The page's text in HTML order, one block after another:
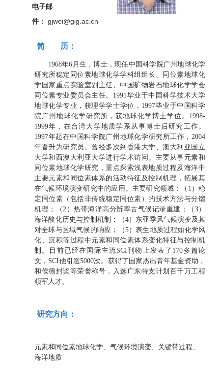
电子邮
件： gjwei@gig.ac.cn
简 历：
1968年6 月生，博士，现任中国科学院广州地球化学
研究所稳定同位素地球化学学科组组长、同位素地球化
学国家重点实验室副主任、中国矿物岩石地球化学学会
同位素专业委员会主任。 1991毕业于中国科学技术大学
地球化学专业，获理学学士学位， 1997毕业于中国科学
院广州地球化学研究所，获地球化学博士学位。 1998-
1999年，在台湾大学地质学系从事博士后研究工作。
1997年起在中国科学院广州地球化学研究所工作， 2004
年晋升为研究员。曾经多次到香港大学、澳大利亚国立
大学和西澳大利亚大学进行学术访问。主要从事元素和
同位素地球化学研究，重点探索浅表地质过程及海洋中
主要元素和同位素体系的活动特征及控制机理，拓展其
在气候环境演变研究中的应用。主要研究领域：（ 1 ）稳
定同位素（包括非传统稳定同位素）的技术方法与分馏
机理；（2 ）热带海洋高分辨率古气候记录重建；（ 3）
海洋酸化历史与控制机制；（4）东亚季风气候演变及其
对全球与区域气候的响应；（5）表生地质过程如化学风
化、沉积等过程中元素和同位素体系变化特征与控制机
制。目前已经在国际主流SCI刊物上发表了 170 多篇论
文， SCI他引逾5000次。获得了国家杰出青年基金资助，
和侯德封奖等荣誉称号，入选广东特支计划百千万工程
领军人才。
研究方向：
元素和同位素地球化学、气候环境演变、关键带过程、
海洋地质